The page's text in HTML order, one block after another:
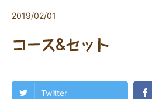
2019/02/01
Twitter